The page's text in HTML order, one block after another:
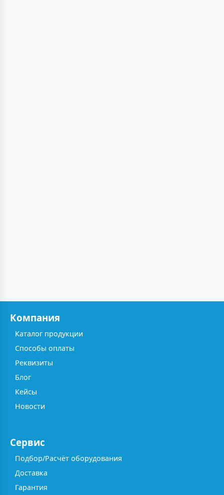
Компания
Каталог продукции
Способы оплаты
Реквизиты
Блог
Кейсы
Новости
Сервис
Подбор/Расчёт оборудования
Доставка
Гарантия